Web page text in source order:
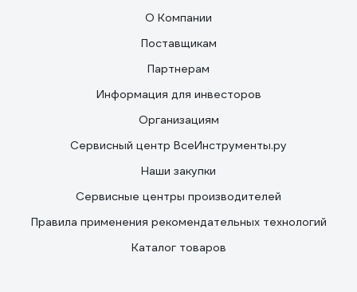
О Компании
Поставщикам
Партнерам
Информация для инвесторов
Организациям
Сервисный центр ВсеИнструменты.ру
Наши закупки
Сервисные центры производителей
Правила применения рекомендательных технологий
Каталог товаров